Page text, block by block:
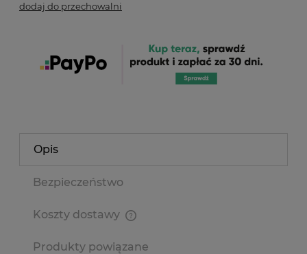
dodaj do przechowalni
Opis
Bezpieczeństwo
Koszty dostawy
Produkty powiązane